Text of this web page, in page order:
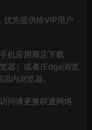
优先提供给VIP用户
机应用商店下载
器）或者(Edge浏览
内浏览器。
问请更换联通网络